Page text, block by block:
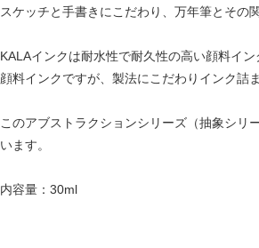
スケッチと手書きにこだわり、万年筆とその
KALAインクは耐水性で耐久性の高い顔料イ
顔料インクですが、製法にこだわりインク詰
このアブストラクションシリーズ（抽象シリ
います。
内容量：30ml